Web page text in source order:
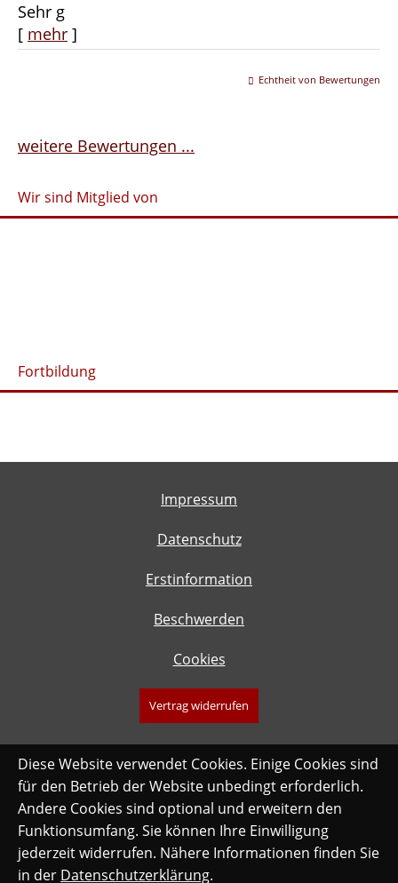
Sehr g
[ mehr ]
Echtheit von Bewertungen
weitere Bewertungen ...
Wir sind Mitglied von
Fortbildung
Impressum
Datenschutz
Erstinformation
Beschwerden
Cookies
Vertrag widerrufen
Diese Website verwendet Cookies. Einige Cookies sind
für den Betrieb der Website unbedingt erforderlich.
Andere Cookies sind optional und erweitern den
Funktionsumfang. Sie können Ihre Einwilligung
jederzeit widerrufen. Nähere Informationen finden Sie
in der Datenschutzerklärung.